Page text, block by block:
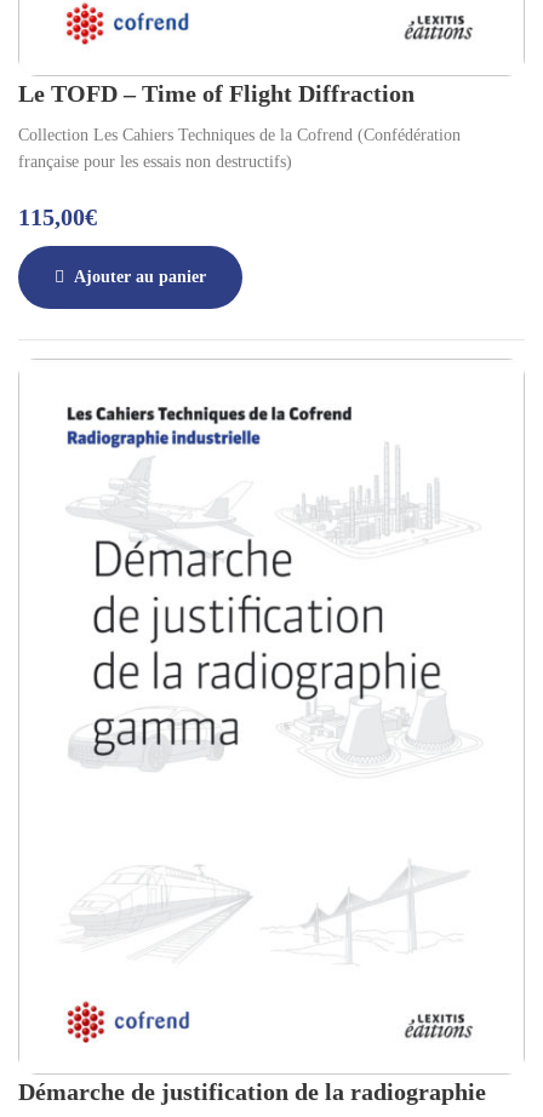
Le TOFD – Time of Flight Diffraction
Collection Les Cahiers Techniques de la Cofrend (Confédération
française pour les essais non destructifs)
115,00€
Ajouter au panier
Démarche de justification de la radiographie